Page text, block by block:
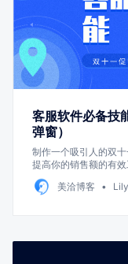
客服软件必备技
弹窗）
制作一个吸引人的双
提高你的销售额的有效
美洽博客
Lily